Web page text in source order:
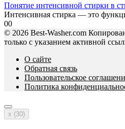
Понятие интенсивной стирки в
Интенсивная стирка — это
00
© 2026 Best-Washer.com
только с указанием активной
О сайте
Обратная связь
Пользовательское
Политика
x (30)